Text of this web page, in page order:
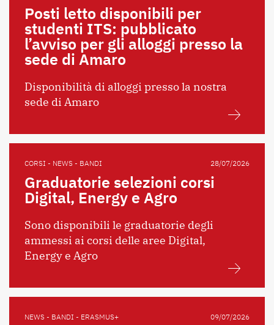
Posti letto disponibili per
studenti ITS: pubblicato
l’avviso per gli alloggi presso la
sede di Amaro
Disponibilità di alloggi presso la nostra
sede di Amaro
CORSI - NEWS - BANDI 28/07/2026
Graduatorie selezioni corsi
Digital, Energy e Agro
Sono disponibili le graduatorie degli
ammessi ai corsi delle aree Digital,
Energy e Agro
NEWS - BANDI - ERASMUS+ 09/07/2026